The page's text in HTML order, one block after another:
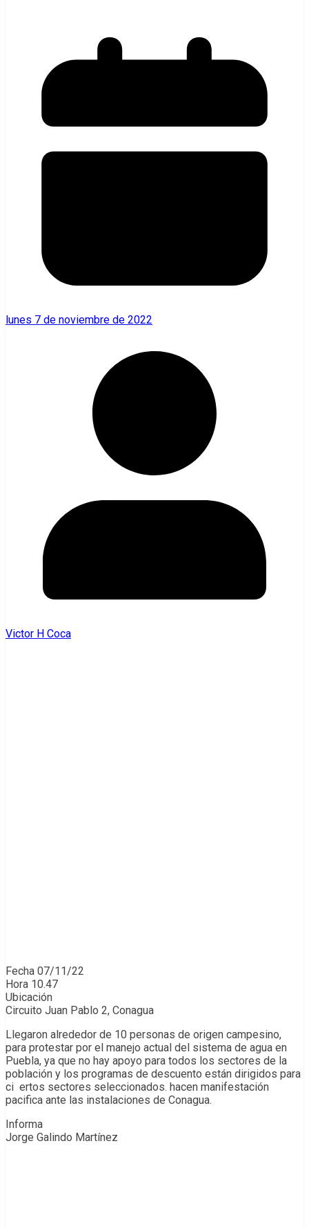
lunes 7 de noviembre de 2022
Victor H Coca
Fecha 07/11/22
Hora 10.47
Ubicación
Circuito Juan Pablo 2, Conagua
Llegaron alrededor de 10 personas de origen campesino,
para protestar por el manejo actual del sistema de agua en
Puebla, ya que no hay apoyo para todos los sectores de la
población y los programas de descuento están dirigidos para
ci ertos sectores seleccionados. hacen manifestación
pacifica ante las instalaciones de Conagua.
Informa
Jorge Galindo Martínez